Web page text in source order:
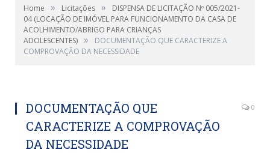
Home » Licitações »
DISPENSA DE LICITAÇÃO Nº 005/2021-
04 (LOCAÇÃO DE IMÓVEL PARA FUNCIONAMENTO DA CASA DE
ACOLHIMENTO/ABRIGO PARA CRIANÇAS
ADOLESCENTES) »
DOCUMENTAÇÃO QUE CARACTERIZE A
COMPROVAÇÃO DA NECESSIDADE
DOCUMENTAÇÃO QUE
CARACTERIZE A COMPROVAÇÃO
DA NECESSIDADE
0